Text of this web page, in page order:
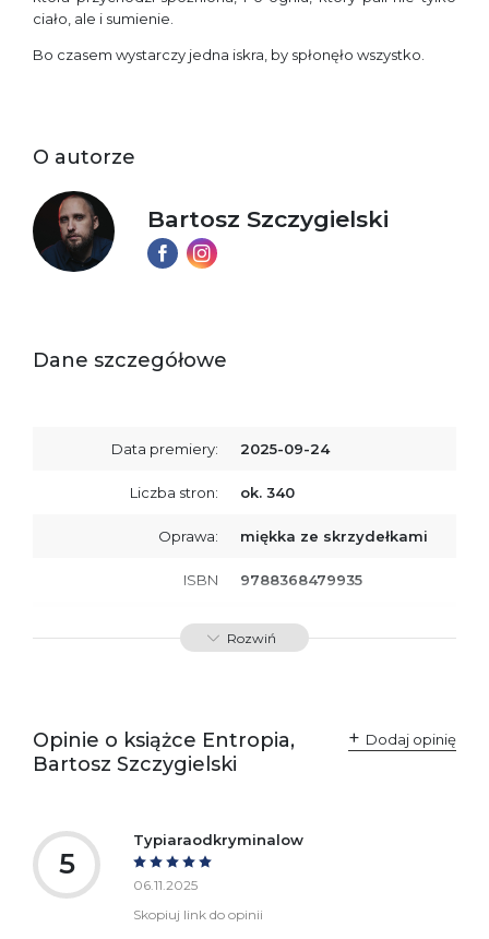
ciało, ale i sumienie.
Bo czasem wystarczy jedna iskra, by spłonęło wszystko.
O autorze
Bartosz Szczygielski
Dane szczegółowe
Data premiery: 2025-09-24
Liczba stron: ok. 340
Oprawa: miękka ze skrzydełkami
ISBN 9788368479935
SKU: K801010
Polska
kontakt@wydajenamsie.pl
informacje dotyczące
bezpieczeństwa:
Rozwiń
Opinie o książce Entropia,
Bartosz Szczygielski
Dodaj opinię
5
Typiaraodkryminalow
06.11.2025
Skopiuj link do opinii